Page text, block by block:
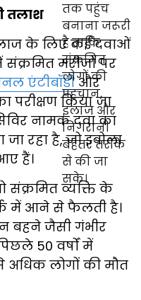
तलाश
के लिए कई दवाओं
संक्रमित मरीजों पर
एंटीबॉडीऔर
परीक्षण किया जा
नामक दवा का
जा रहा है, जो इबोला
हैं।
संक्रमित व्यक्ति के
में आने से फैलती है।
बहने जैसी गंभीर
50 वर्षों में
अधिक लोगों की मौत